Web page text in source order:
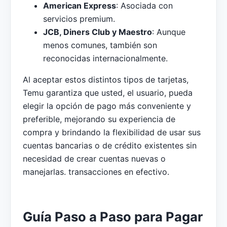
American Express: Asociada con
servicios premium.
JCB, Diners Club y Maestro: Aunque
menos comunes, también son
reconocidas internacionalmente.
Al aceptar estos distintos tipos de tarjetas,
Temu garantiza que usted, el usuario, pueda
elegir la opción de pago más conveniente y
preferible, mejorando su experiencia de
compra y brindando la flexibilidad de usar sus
cuentas bancarias o de crédito existentes sin
necesidad de crear cuentas nuevas o
manejarlas. transacciones en efectivo.
Guía Paso a Paso para Pagar